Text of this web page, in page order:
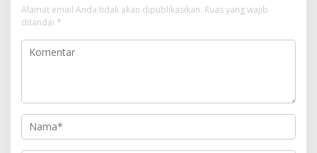
Alamat email Anda tidak akan dipublikasikan. Ruas yang wajib
ditandai *